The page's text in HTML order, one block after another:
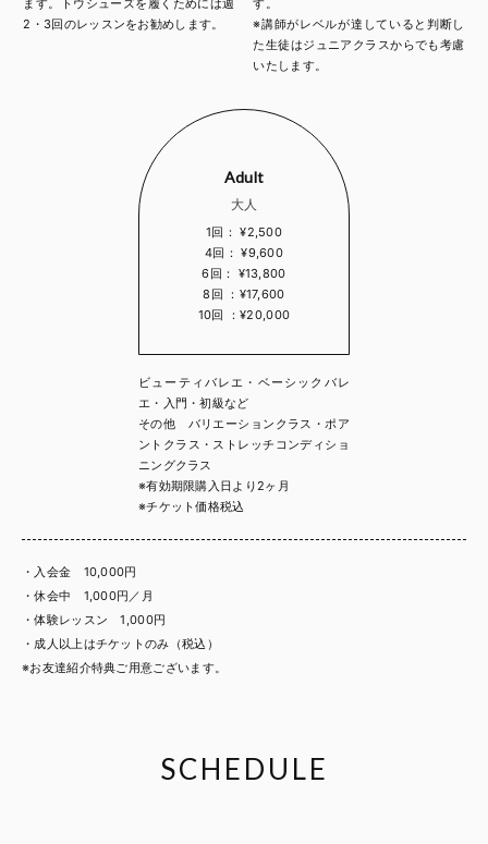
ます。トウシューズを履くためには週
2・3回のレッスンをお勧めします。
す。
※講師がレベルが達していると判断し
た生徒はジュニアクラスからでも考慮
いたします。
Adult
大人
1回： ¥2,500
4回： ¥9,600
6回： ¥13,800
8回 ：¥17,600
10回 ：¥20,000
ビューティバレエ・ベーシックバレ
エ・入門・初級など
その他 バリエーションクラス・ポア
ントクラス・ストレッチコンディショ
ニングクラス
※有効期限購入日より2ヶ月
※チケット価格税込
・入会金 10,000円
・休会中 1,000円／月
・体験レッスン 1,000円
・成人以上はチケットのみ（税込）
※お友達紹介特典ご用意ございます。
SCHEDULE